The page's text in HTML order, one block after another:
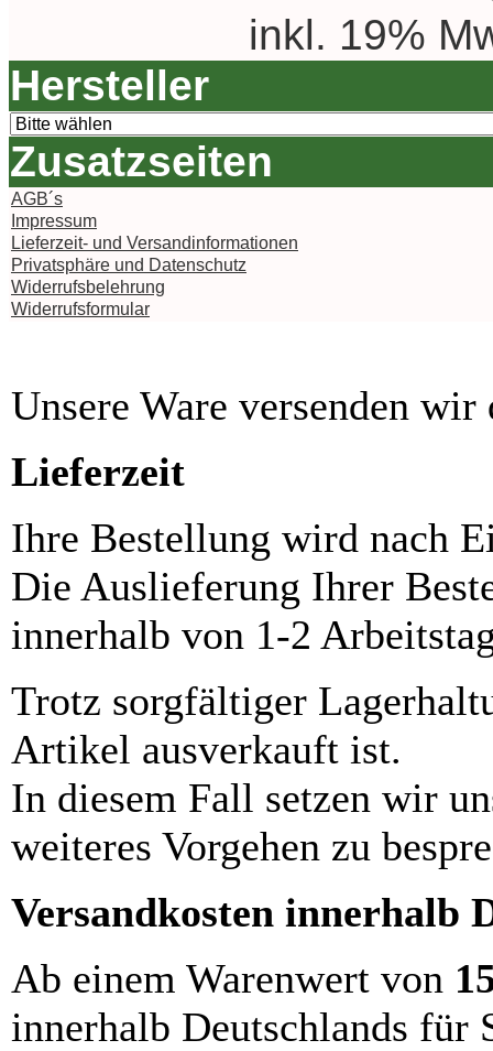
inkl. 19%
Hersteller
Zusatzseiten
AGB´s
Impressum
Lieferzeit- und Versandinformationen
Privatsphäre und Datenschutz
Widerrufsbelehrung
Widerrufsformular
Unsere Ware versenden
Lieferzeit
Ihre Bestellung wird nach
Die Auslieferung Ihrer
innerhalb von 1-2
Trotz sorgfältiger
Artikel ausverkauft ist.
In diesem Fall setzen wir
weiteres Vorgehen zu
Versandkosten innerhalb
Ab einem Warenwert von
innerhalb Deutschlands für